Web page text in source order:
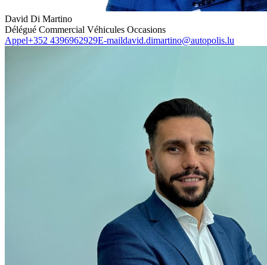
David Di Martino
Délégué Commercial Véhicules Occasions
Appel+352 4396962929E-maildavid.dimartino@autopolis.lu